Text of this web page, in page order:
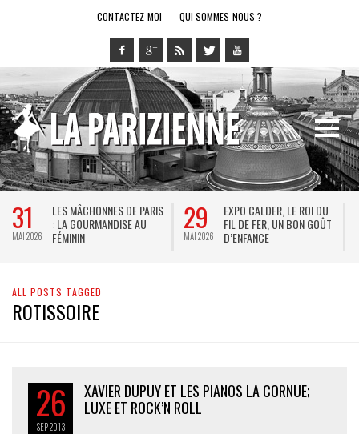
CONTACTEZ-MOI QUI SOMMES-NOUS ?
31
MAI 2026
LES MÂCHONNES DE PARIS
: LA GOURMANDISE AU
FÉMININ
29
MAI 2026
EXPO CALDER, LE ROI DU
FIL DE FER, UN BON GOÛT
D’ENFANCE
ALL POSTS TAGGED
ROTISSOIRE
26
SEP2013
XAVIER DUPUY ET LES PIANOS LA CORNUE;
LUXE ET ROCK’N ROLL